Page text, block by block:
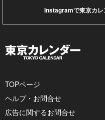
Instagramで東京カレ
TOPページ
ヘルプ・お問合せ
広告に関するお問合せ